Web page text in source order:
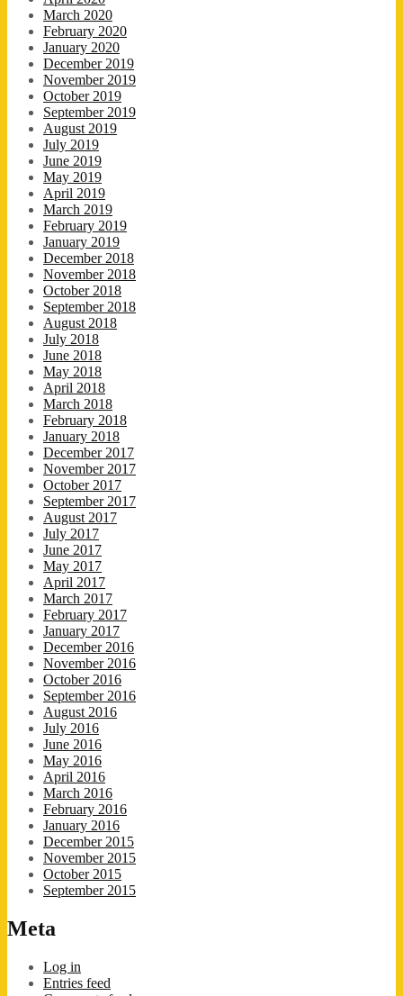
March 2020
February 2020
January 2020
December 2019
November 2019
October 2019
September 2019
August 2019
July 2019
June 2019
May 2019
April 2019
March 2019
February 2019
January 2019
December 2018
November 2018
October 2018
September 2018
August 2018
July 2018
June 2018
May 2018
April 2018
March 2018
February 2018
January 2018
December 2017
November 2017
October 2017
September 2017
August 2017
July 2017
June 2017
May 2017
April 2017
March 2017
February 2017
January 2017
December 2016
November 2016
October 2016
September 2016
August 2016
July 2016
June 2016
May 2016
April 2016
March 2016
February 2016
January 2016
December 2015
November 2015
October 2015
September 2015
Meta
Log in
Entries feed